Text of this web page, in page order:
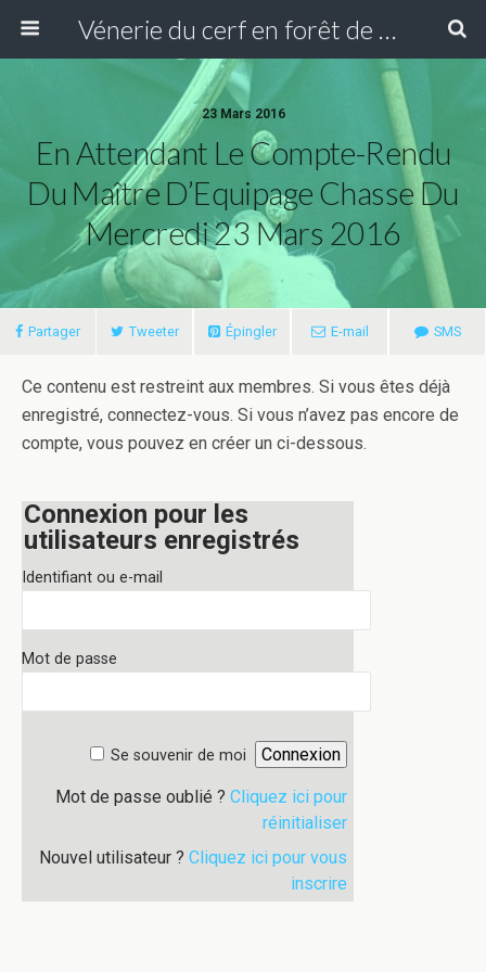
Vénerie du cerf en forêt de Compiègne
23 Mars 2016
En Attendant Le Compte-Rendu
Du Maître D’Equipage Chasse Du
Mercredi 23 Mars 2016
Partager Tweeter Épingler E-mail SMS
Ce contenu est restreint aux membres. Si vous êtes déjà
enregistré, connectez-vous. Si vous n’avez pas encore de
compte, vous pouvez en créer un ci-dessous.
Connexion pour les
utilisateurs enregistrés
Identifiant ou e-mail
Mot de passe
Se souvenir de moi
Mot de passe oublié ? Cliquez ici pour
réinitialiser
Nouvel utilisateur ? Cliquez ici pour vous
inscrire